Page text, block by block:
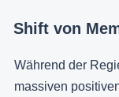
Shift von
Während der
massiven